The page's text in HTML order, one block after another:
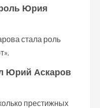
Юрия
стала роль
Юрий Аскаров
престижных